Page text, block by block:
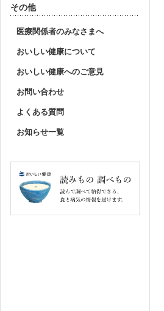
その他
医療関係者のみなさまへ
おいしい健康について
おいしい健康へのご意見
お問い合わせ
よくある質問
お知らせ一覧